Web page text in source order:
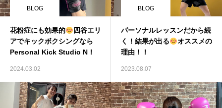
BLOG
花粉症にも効果的
四谷エリ
アでキックボクシングなら
Personal Kick Studio N！
2024.03.02
BLOG
パーソナルレッスンだから続
く！結果が出る
オススメの
理由！！
2023.08.07